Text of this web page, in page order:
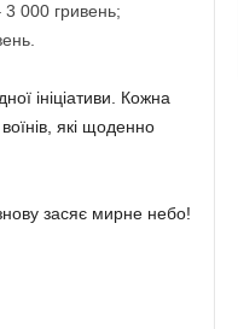
000 гривень;
ініціативи. Кожна
які щоденно
засяє мирне небо!